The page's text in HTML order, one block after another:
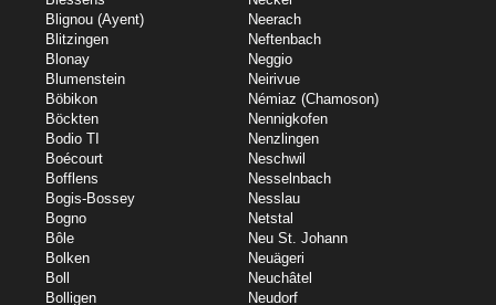
Blignou (Ayent)
Blitzingen
Blonay
Blumenstein
Böbikon
Böckten
Bodio TI
Boécourt
Bofflens
Bogis-Bossey
Bogno
Bôle
Bolken
Boll
Bolligen
Neerach
Neftenbach
Neggio
Neirivue
Némiaz (Chamoson)
Nennigkofen
Nenzlingen
Neschwil
Nesselnbach
Nesslau
Netstal
Neu St. Johann
Neuägeri
Neuchâtel
Neudorf